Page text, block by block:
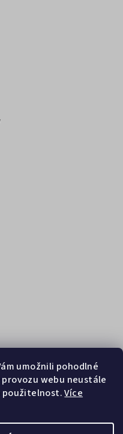
umožnili pohodlné
webu neustále
použitelnost.Více